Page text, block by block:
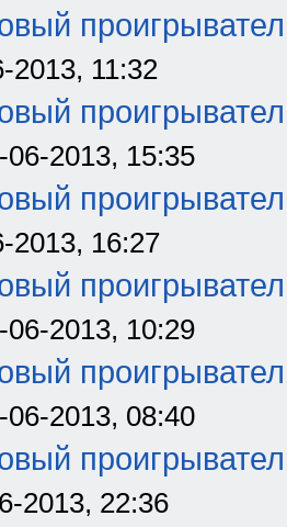
2013, 11:32
06-2013, 15:35
2013, 16:27
06-2013, 10:29
06-2013, 08:40
2013, 22:36